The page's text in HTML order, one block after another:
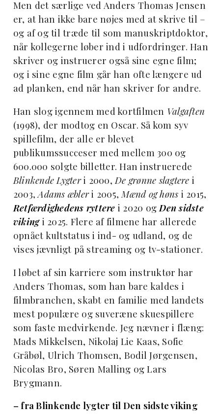
Men det særlige ved Anders Thomas Jensen
er, at han ikke bare nøjes med at skrive til –
og af og til træde til som manuskriptdoktor,
når kollegerne løber ind i udfordringer. Han
skriver og instruerer også sine egne film;
og i sine egne film går han ofte længere ud
ad planken, end når han skriver for andre.
Han slog igennem med kortfilmen Valgaften
(1998), der modtog en Oscar. Så kom syv
spillefilm, der alle er blevet
publikumssucceser med mellem 300 og
600.000 solgte billetter. Han instruerede
Blinkende Lygteri 2000,De grønne slagtere i
2003,Adams æbleri 2005,Mænd og høns i 2015,
Retfærdighedens ryttere i 2020 ogDen sidste
vikingi 2025. Flere af filmene har allerede
opnået kultstatus i ind- og udland, og de
vises jævnligt på streaming og tv-stationer.
I løbet af sin karriere som instruktør har
Anders Thomas, som han bare kaldes i
filmbranchen, skabt en familie med landets
mest populære og suveræne skuespillere
som faste medvirkende. Jeg nævner i flæng:
Mads Mikkelsen, Nikolaj Lie Kaas, Sofie
Gråbøl, Ulrich Thomsen, Bodil Jørgensen,
Nicolas Bro, Søren Malling og Lars
Brygmann.
– fra Blinkende lygter til Den sidste viking